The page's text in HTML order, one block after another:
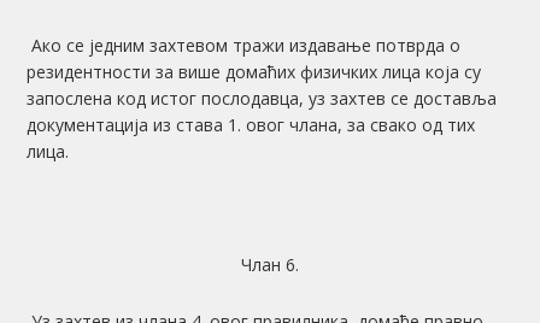
Ако се једним захтевом тражи издавање потврда о
резидентности за више домаћих физичких лица која су
запослена код истог послодавца, уз захтев се доставља
документација из става 1. овог члана, за свако од тих
лица.
Члан 6.